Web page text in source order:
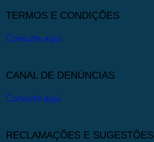
TERMOS E CONDIÇÕES
Consulte aqui.
CANAL DE DENÚNCIAS
Consulte aqui.
RECLAMAÇÕES E SUGESTÕES